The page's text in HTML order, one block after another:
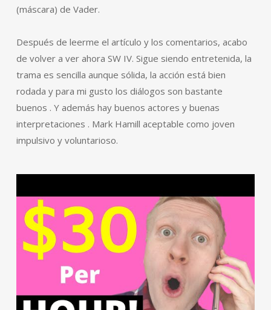
(máscara) de Vader.
Después de leerme el artículo y los comentarios, acabo
de volver a ver ahora SW IV. Sigue siendo entretenida, la
trama es sencilla aunque sólida, la acción está bien
rodada y para mi gusto los diálogos son bastante
buenos . Y además hay buenos actores y buenas
interpretaciones . Mark Hamill aceptable como joven
impulsivo y voluntarioso.